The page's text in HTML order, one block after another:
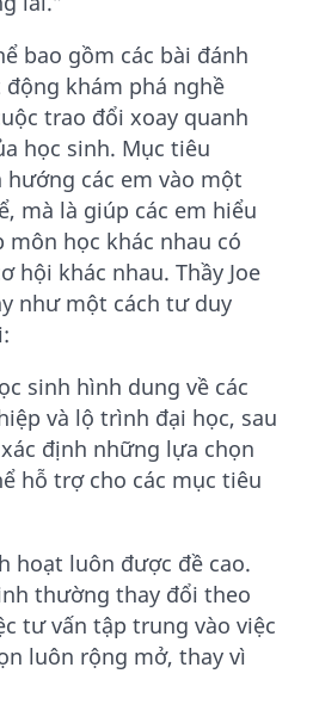
bao gồm các bài đánh
khám phá nghề
trao đổi xoay quanh
học sinh. Mục tiêu
các em vào một
mà là giúp các em hiểu
học khác nhau có
hội khác nhau. Thầy Joe
như một cách tư duy
sinh hình dung về các
và lộ trình đại học, sau
định những lựa chọn
hỗ trợ cho các mục tiêu
hoạt luôn được đề cao.
thường thay đổi theo
tư vấn tập trung vào việc
luôn rộng mở, thay vì